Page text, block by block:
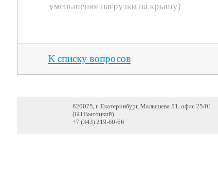
уменьшения нагрузки на крышу)
К списку вопросов
620075, г. Екатеринбург, Малышева 51, офис 25/01
(БЦ Высоцкий)
+7 (343) 219-60-66